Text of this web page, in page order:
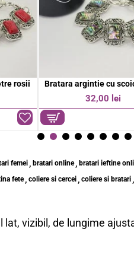
rosii Bratara argintie cu
32,00 lei
femei , bratari online , bratari ieftine
fete , coliere si cercei , coliere si bratari ,
vizibil, de lungime